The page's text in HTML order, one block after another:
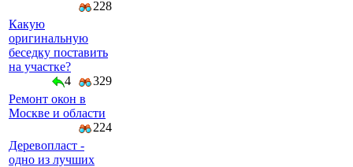
228
Какую
оригинальную
беседку поставить
на участке?
4
329
Ремонт окон в
Москве и области
224
Деревопласт -
одно из лучших